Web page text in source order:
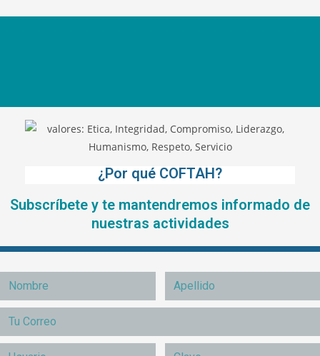
¿Por qué COFTAH?
Subscríbete y te mantendremos informado de
nuestras actividades